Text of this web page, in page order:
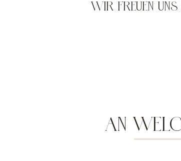
WIR FREUEN
AN